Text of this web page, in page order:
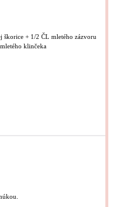
škorice + 1/2 ČL mletého zázvoru
klinčeka